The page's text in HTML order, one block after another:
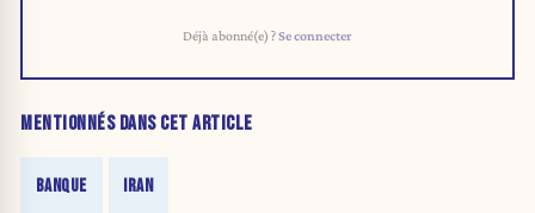
Déjà abonné(e) ?Se connecter
MENTIONNÉS DANS CET ARTICLE
BANQUE IRAN